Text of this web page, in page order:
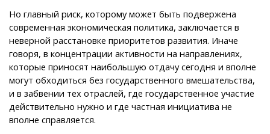
Но главный риск, которому может быть подвержена
современная экономическая политика, заключается в
неверной расстановке приоритетов развития. Иначе
говоря, в концентрации активности на направлениях,
которые приносят наибольшую отдачу сегодня и вполне
могут обходиться без государственного вмешательства,
и в забвении тех отраслей, где государственное участие
действительно нужно и где частная инициатива не
вполне справляется.